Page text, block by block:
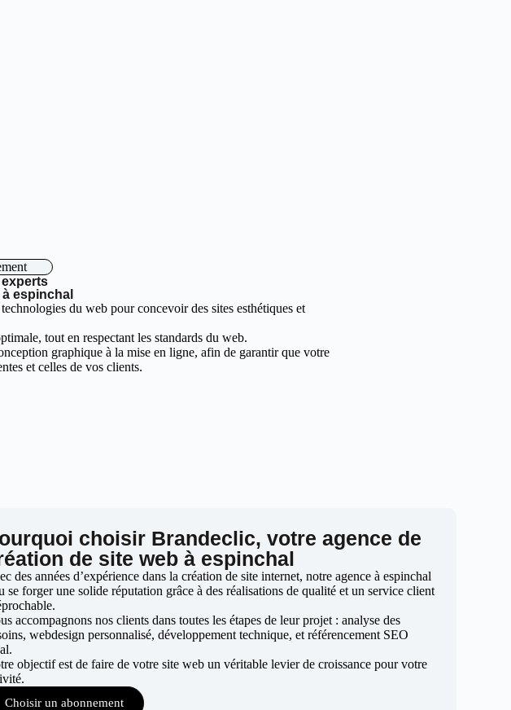
espinchal
du web pour concevoir des sites esthétiques et
tout en respectant les standards du web.
graphique à la mise en ligne, afin de garantir que votre
et celles de vos clients.
choisir Brandeclic, votre agence de
de site web à espinchal
des années d’expérience dans la création de site internet, notre agence à espinchal
se forger une solide réputation grâce à des réalisations de qualité et un service client
accompagnons nos clients dans toutes les étapes de leur projet : analyse des
webdesign personnalisé, développement technique, et référencement SEO
objectif est de faire de votre site web un véritable levier de croissance pour votre
Choisir un abonnement